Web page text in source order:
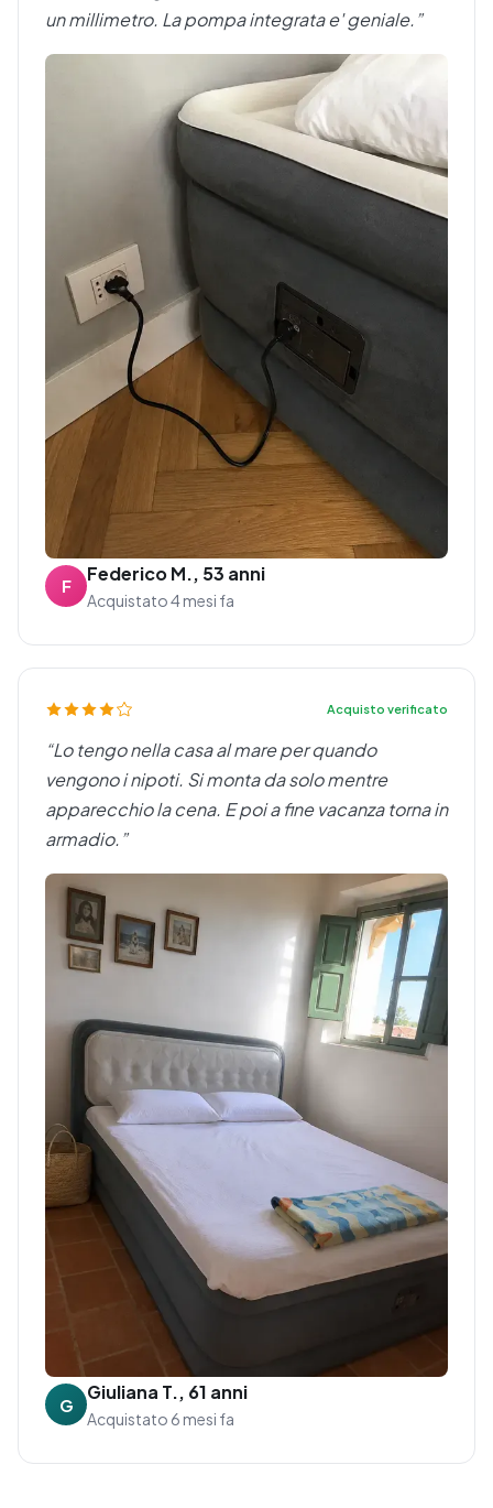
un millimetro. La pompa integrata e' geniale.”
F
Federico M., 53 anni
Acquistato 4 mesi fa
Acquisto verificato
“Lo tengo nella casa al mare per quando
vengono i nipoti. Si monta da solo mentre
apparecchio la cena. E poi a fine vacanza torna in
armadio.”
G
Giuliana T., 61 anni
Acquistato 6 mesi fa